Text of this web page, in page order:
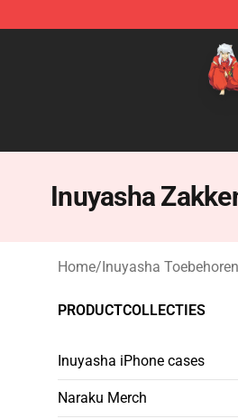
Inuyasha Store - Official
Inuyasha
Home/Inuyasha Toebehoren
PRODUCTCOLLECTIES
Inuyasha iPhone cases
Naraku Merch